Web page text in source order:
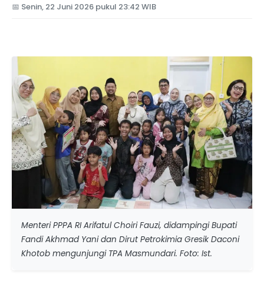
📅 Senin, 22 Juni 2026 pukul 23:42 WIB
Menteri PPPA RI Arifatul Choiri Fauzi, didampingi Bupati
Fandi Akhmad Yani dan Dirut Petrokimia Gresik Daconi
Khotob mengunjungi TPA Masmundari. Foto: Ist.